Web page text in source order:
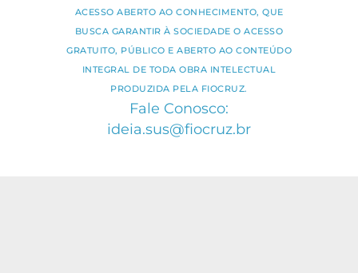
ACESSO ABERTO AO CONHECIMENTO, QUE
BUSCA GARANTIR À SOCIEDADE O ACESSO
GRATUITO, PÚBLICO E ABERTO AO CONTEÚDO
INTEGRAL DE TODA OBRA INTELECTUAL
PRODUZIDA PELA FIOCRUZ.
Fale Conosco:
ideia.sus@fiocruz.br